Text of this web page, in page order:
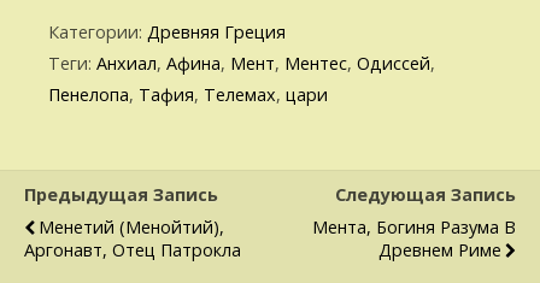
Категории: Древняя Греция
Теги: Анхиал, Афина, Мент, Ментес, Одиссей,
Пенелопа, Тафия, Телемах, цари
Предыдущая Запись
Менетий (Менойтий),
Аргонавт, Отец Патрокла
Следующая Запись
Мента, Богиня Разума В
Древнем Риме